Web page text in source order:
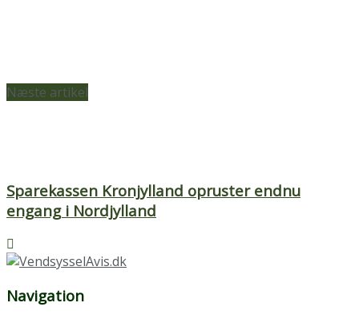
Næste artikel
Sparekassen Kronjylland opruster endnu
engang i Nordjylland
Navigation